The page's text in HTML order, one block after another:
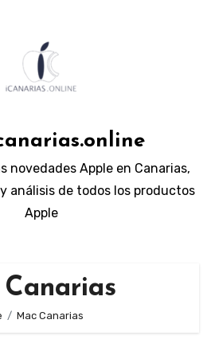
novedades Apple en Canarias,
análisis de todos los productos
Apple
Mac Canarias